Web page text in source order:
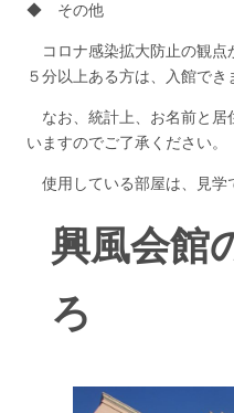
◆ その他
コロナ感染拡大防止の観点
５分以上ある方は、入館で
なお、統計上、お名前と居
いますのでご了承くださ
使用している部屋は、見
興風会館
ろ